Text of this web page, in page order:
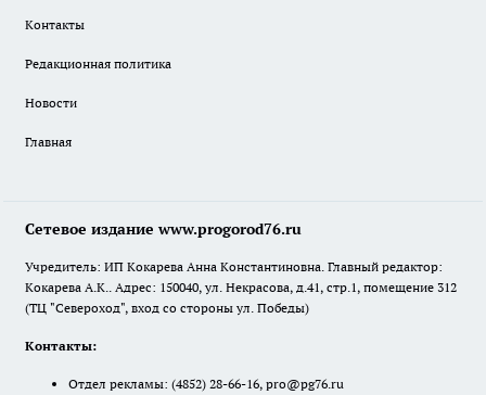
Контакты
Редакционная политика
Новости
Главная
Сетевое издание www.progorod76.ru
Учредитель: ИП Кокарева Анна Константиновна. Главный редактор:
Кокарева А.К.. Адрес: 150040, ул. Некрасова, д.41, стр.1, помещение 312
(ТЦ "Североход", вход со стороны ул. Победы)
Контакты:
Отдел рекламы: (4852) 28-66-16, pro@pg76.ru